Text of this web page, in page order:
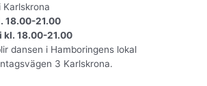
Karlskrona
18.00-21.00
kl. 18.00-21.00
dansen i Hamboringens lokal
3 Karlskrona.